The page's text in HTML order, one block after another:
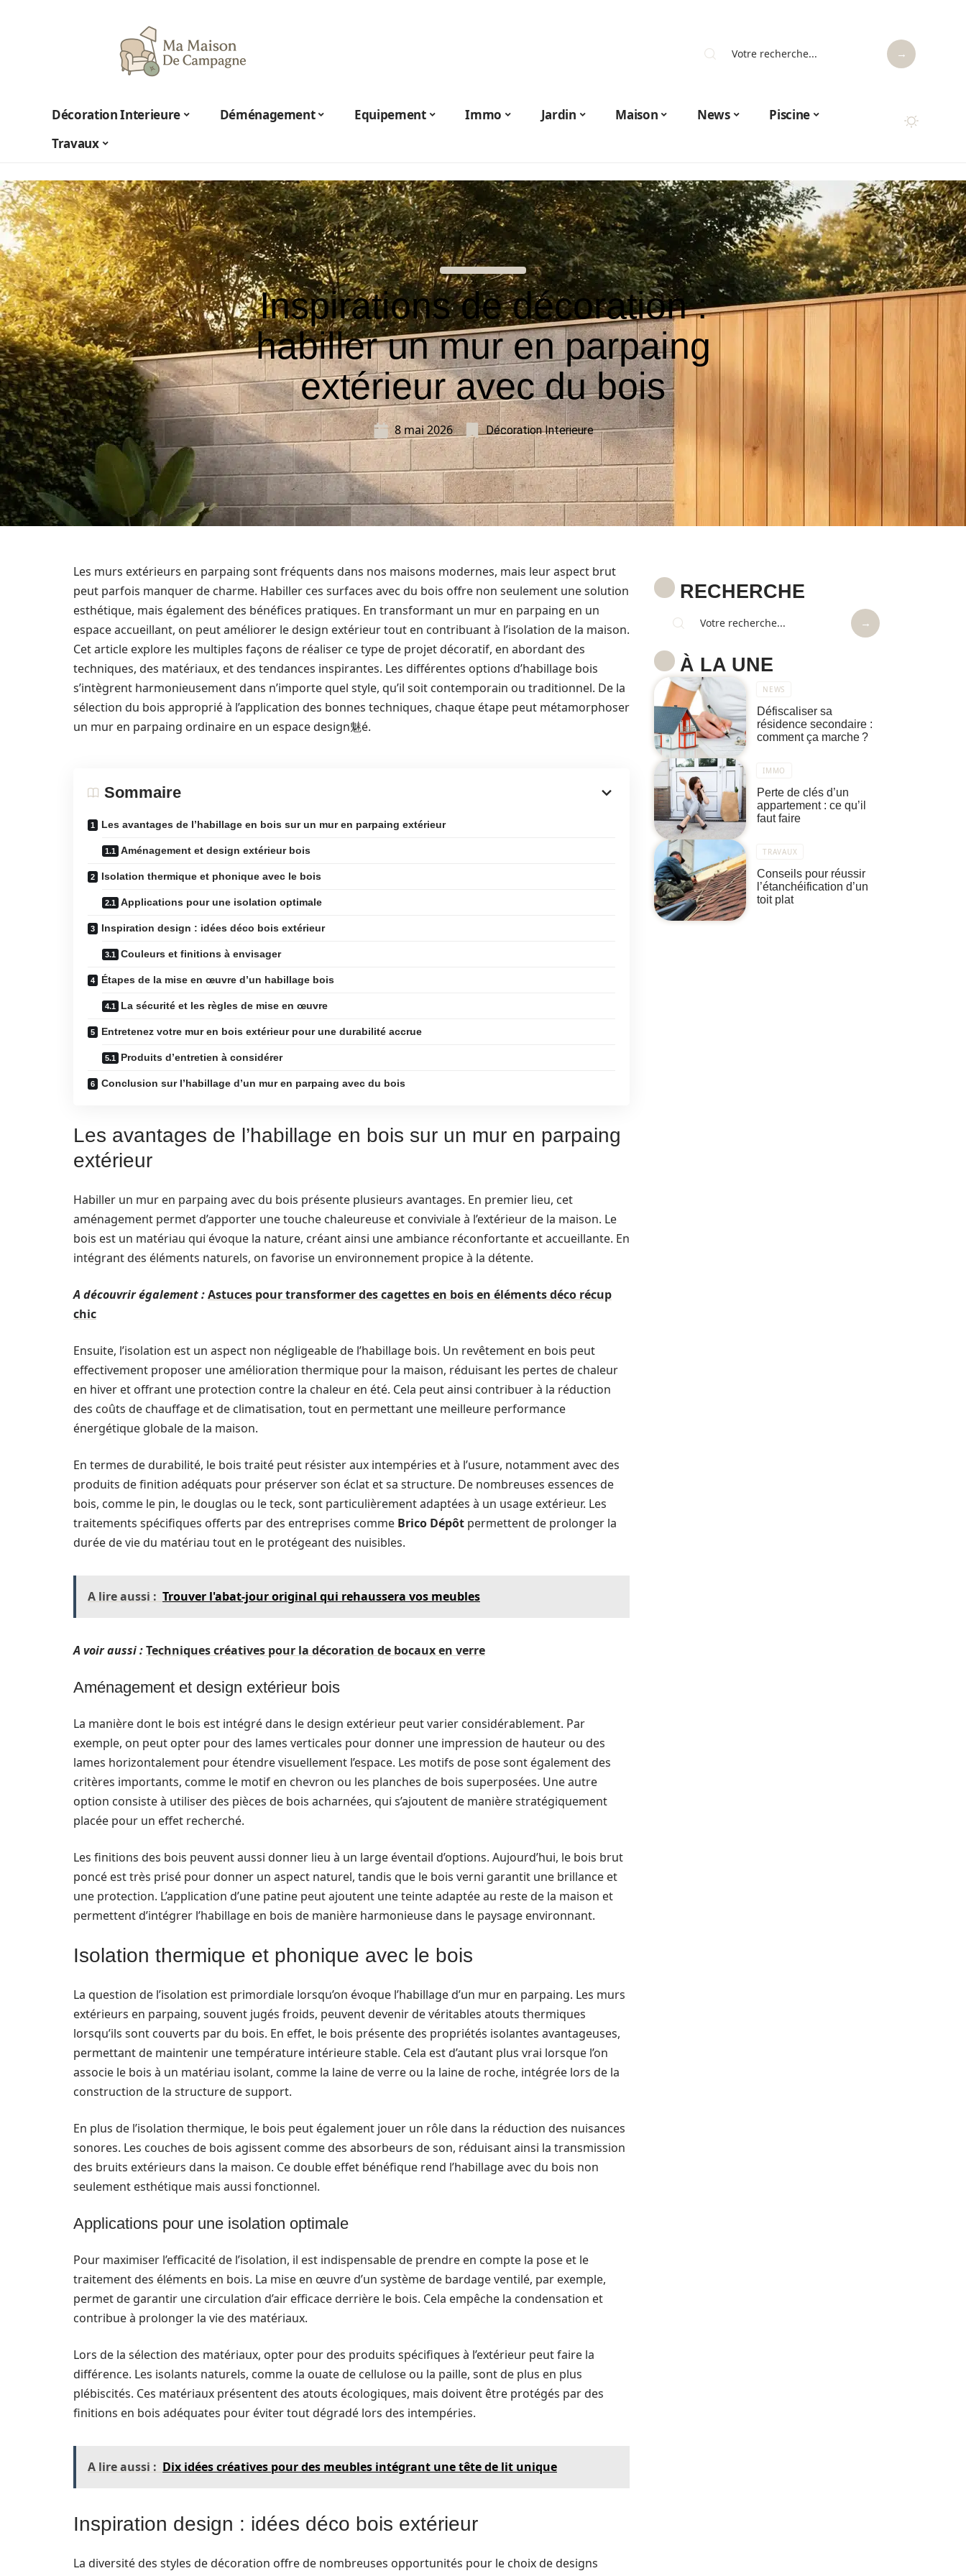
Décoration Interieure Déménagement Equipement Immo Jardin Maison News
Piscine
Travaux
Inspirations de décoration :
habiller un mur en parpaing
extérieur avec du bois
8 mai 2026 Décoration Interieure
Les murs extérieurs en parpaing sont fréquents dans nos maisons modernes, mais leur aspect brut
peut parfois manquer de charme. Habiller ces surfaces avec du bois offre non seulement une solution
esthétique, mais également des bénéfices pratiques. En transformant un mur en parpaing en un
espace accueillant, on peut améliorer le design extérieur tout en contribuant à l’isolation de la maison.
Cet article explore les multiples façons de réaliser ce type de projet décoratif, en abordant des
techniques, des matériaux, et des tendances inspirantes. Les différentes options d’habillage bois
s’intègrent harmonieusement dans n’importe quel style, qu’il soit contemporain ou traditionnel. De la
sélection du bois approprié à l’application des bonnes techniques, chaque étape peut métamorphoser
un mur en parpaing ordinaire en un espace design魅é.
Sommaire
Les avantages de l’habillage en bois sur un mur en parpaing extérieur
Aménagement et design extérieur bois
Isolation thermique et phonique avec le bois
Applications pour une isolation optimale
Inspiration design : idées déco bois extérieur
Couleurs et finitions à envisager
Étapes de la mise en œuvre d’un habillage bois
La sécurité et les règles de mise en œuvre
Entretenez votre mur en bois extérieur pour une durabilité accrue
Produits d’entretien à considérer
Conclusion sur l’habillage d’un mur en parpaing avec du bois
Les avantages de l’habillage en bois sur un mur en parpaing
extérieur
Habiller un mur en parpaing avec du bois présente plusieurs avantages. En premier lieu, cet
aménagement permet d’apporter une touche chaleureuse et conviviale à l’extérieur de la maison. Le
bois est un matériau qui évoque la nature, créant ainsi une ambiance réconfortante et accueillante. En
intégrant des éléments naturels, on favorise un environnement propice à la détente.
A découvrir également :Astuces pour transformer des cagettes en bois en éléments déco récup
chic
Ensuite, l’isolation est un aspect non négligeable de l’habillage bois. Un revêtement en bois peut
effectivement proposer une amélioration thermique pour la maison, réduisant les pertes de chaleur
en hiver et offrant une protection contre la chaleur en été. Cela peut ainsi contribuer à la réduction
des coûts de chauffage et de climatisation, tout en permettant une meilleure performance
énergétique globale de la maison.
En termes de durabilité, le bois traité peut résister aux intempéries et à l’usure, notamment avec des
produits de finition adéquats pour préserver son éclat et sa structure. De nombreuses essences de
bois, comme le pin, le douglas ou le teck, sont particulièrement adaptées à un usage extérieur. Les
traitements spécifiques offerts par des entreprises comme Brico Dépôt permettent de prolonger la
durée de vie du matériau tout en le protégeant des nuisibles.
A lire aussi : Trouver l'abat-jour original qui rehaussera vos meubles
A voir aussi :Techniques créatives pour la décoration de bocaux en verre
Aménagement et design extérieur bois
La manière dont le bois est intégré dans le design extérieur peut varier considérablement. Par
exemple, on peut opter pour des lames verticales pour donner une impression de hauteur ou des
lames horizontalement pour étendre visuellement l’espace. Les motifs de pose sont également des
critères importants, comme le motif en chevron ou les planches de bois superposées. Une autre
option consiste à utiliser des pièces de bois acharnées, qui s’ajoutent de manière stratégiquement
placée pour un effet recherché.
Les finitions des bois peuvent aussi donner lieu à un large éventail d’options. Aujourd’hui, le bois brut
poncé est très prisé pour donner un aspect naturel, tandis que le bois verni garantit une brillance et
une protection. L’application d’une patine peut ajoutent une teinte adaptée au reste de la maison et
permettent d’intégrer l’habillage en bois de manière harmonieuse dans le paysage environnant.
Isolation thermique et phonique avec le bois
La question de l’isolation est primordiale lorsqu’on évoque l’habillage d’un mur en parpaing. Les murs
extérieurs en parpaing, souvent jugés froids, peuvent devenir de véritables atouts thermiques
lorsqu’ils sont couverts par du bois. En effet, le bois présente des propriétés isolantes avantageuses,
permettant de maintenir une température intérieure stable. Cela est d’autant plus vrai lorsque l’on
associe le bois à un matériau isolant, comme la laine de verre ou la laine de roche, intégrée lors de la
construction de la structure de support.
En plus de l’isolation thermique, le bois peut également jouer un rôle dans la réduction des nuisances
sonores. Les couches de bois agissent comme des absorbeurs de son, réduisant ainsi la transmission
des bruits extérieurs dans la maison. Ce double effet bénéfique rend l’habillage avec du bois non
seulement esthétique mais aussi fonctionnel.
Applications pour une isolation optimale
Pour maximiser l’efficacité de l’isolation, il est indispensable de prendre en compte la pose et le
traitement des éléments en bois. La mise en œuvre d’un système de bardage ventilé, par exemple,
permet de garantir une circulation d’air efficace derrière le bois. Cela empêche la condensation et
contribue à prolonger la vie des matériaux.
Lors de la sélection des matériaux, opter pour des produits spécifiques à l’extérieur peut faire la
différence. Les isolants naturels, comme la ouate de cellulose ou la paille, sont de plus en plus
plébiscités. Ces matériaux présentent des atouts écologiques, mais doivent être protégés par des
finitions en bois adéquates pour éviter tout dégradé lors des intempéries.
A lire aussi : Dix idées créatives pour des meubles intégrant une tête de lit unique
Inspiration design : idées déco bois extérieur
La diversité des styles de décoration offre de nombreuses opportunités pour le choix de designs
RECHERCHE
À LA UNE
NEWS
Défiscaliser sa
résidence secondaire :
comment ça marche ?
IMMO
Perte de clés d’un
appartement : ce qu’il
faut faire
TRAVAUX
Conseils pour réussir
l’étanchéification d’un
toit plat